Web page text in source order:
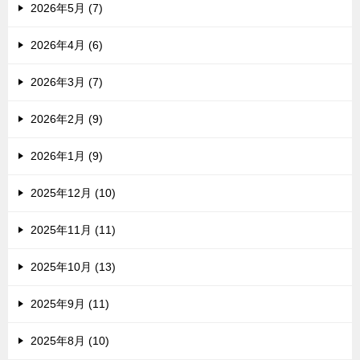
2026年5月 (7)
2026年4月 (6)
2026年3月 (7)
2026年2月 (9)
2026年1月 (9)
2025年12月 (10)
2025年11月 (11)
2025年10月 (13)
2025年9月 (11)
2025年8月 (10)